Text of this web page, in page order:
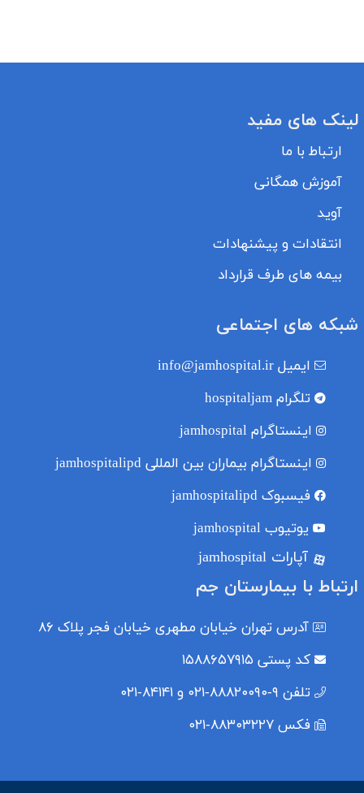
لینک های مفید
ارتباط با ما
آموزش همگانی
آوید
انتقادات و پیشنهادات
بیمه های طرف قرارداد
شبکه های اجتماعی
ایمیل info@jamhospital.ir
تلگرام hospitaljam
اینستاگرام jamhospital
اینستاگرام بیماران بین المللی jamhospitalipd
فیسبوک jamhospitalipd
یوتیوب jamhospital
آپارات jamhospital
ارتباط با بیمارستان جم
آدرس تهران خیابان مطهری خیابان فجر پلاک ۸۶
کد پستی
تلفن
فکس ۸۸۳۰۳۲۲۷-۰۲۱